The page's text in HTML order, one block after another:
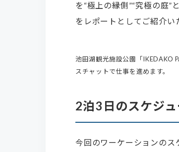
を“極上の縁側”“究極の庭
をレポートとしてご紹介い
池田湖観光施設公園「IKEDAKO
スチャットで仕事を進めます。
2泊3日のスケジ
今回のワーケーションの